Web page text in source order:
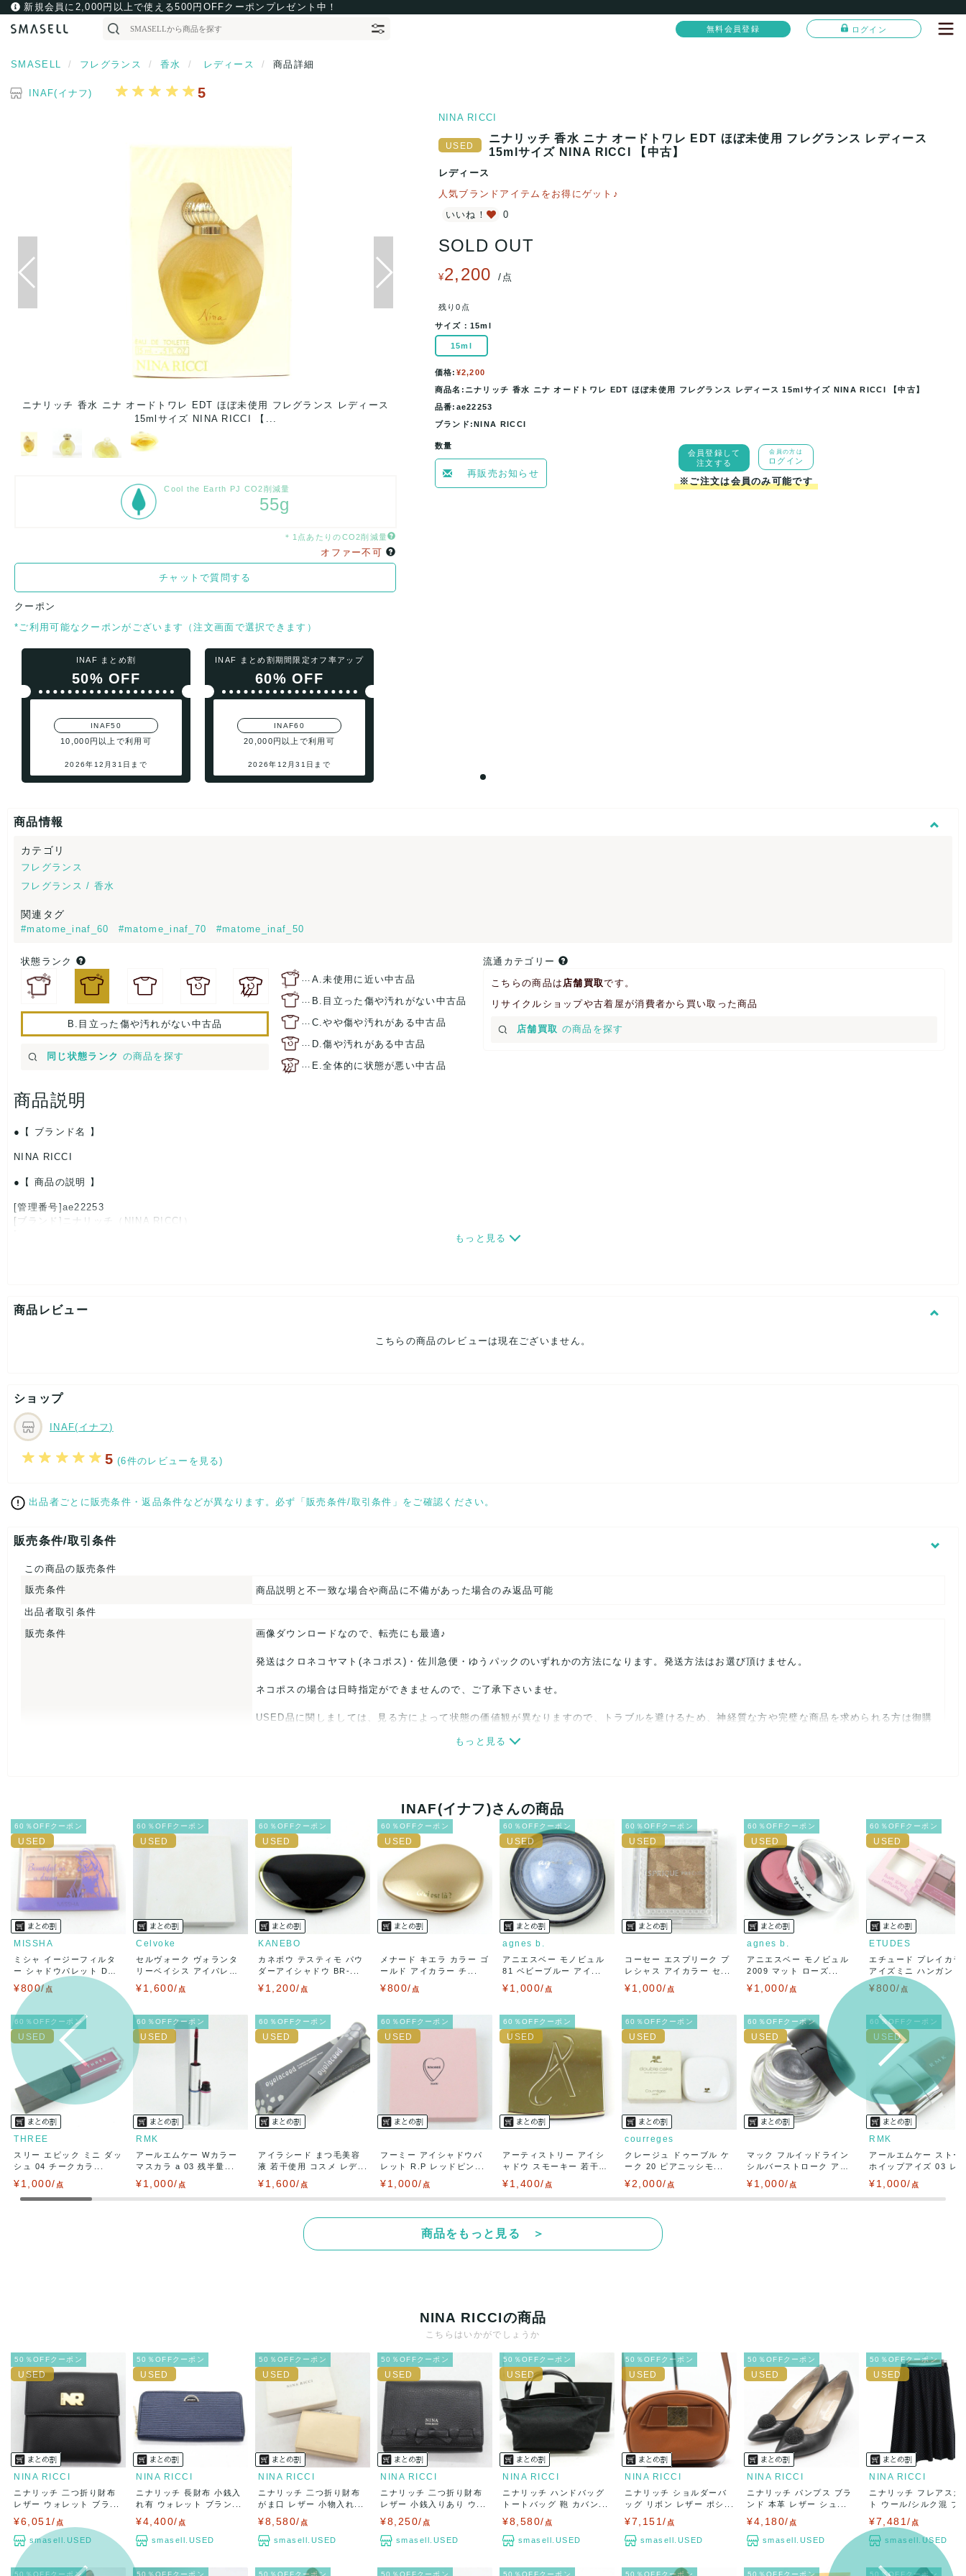
新規会員に2,000円以上で使える500円OFFクーポンプレゼント中！
無料会員登録 ログイン
SMASELL フレグランス 香水 レディース 商品詳細
INAF(イナフ) 5
ニナリッチ 香水 ニナ オードトワレ EDT ほぼ未使用 フレグランス レディース
15mlサイズ NINA RICCI 【...
ニナリッチ 香水 ニナ オードトワレ EDT ほぼ未使用 フレグランス レディース
15mlサイズ NINA RICCI 【...
Cool the Earth PJ CO2削減量
55g
＊1点あたりのCO2削減量
オファー不可
チャットで質問する
NINA RICCI
ニナリッチ 香水 ニナ オードトワレ EDT ほぼ未使用 フレグランス レディース
15mlサイズ NINA RICCI 【中古】
レディース
人気ブランドアイテムをお得にゲット♪
いいね！
0
SOLD OUT
¥2,200 / 点
残り0点
サイズ： 15ml
15ml
価格: ¥2,200
商品名:ニナリッチ 香水 ニナ オードトワレ EDT ほぼ未使用 フレグランス レディース 15mlサイズ NINA RICCI 【中古】
品番:ae22253
ブランド:NINA RICCI
数量
再販売お知らせ
会員登録して
注文する
会員の方は
ログイン
※ご注文は会員のみ可能です
クーポン
*ご利用可能なクーポンがございます（注文画面で選択できます）
INAF まとめ割
50% OFF
INAF50
10,000円以上で利用可
2026年12月31日まで
INAF まとめ割期間限定オフ率アップ
60% OFF
INAF60
20,000円以上で利用可
2026年12月31日まで
商品情報
カテゴリ
フレグランス
フレグランス / 香水
関連タグ
#matome_inaf_60 #matome_inaf_70 #matome_inaf_50
状態ランク
B.目立った傷や汚れがない中古品
同じ状態ランク の商品を探す
… A.未使用に近い中古品
… B.目立った傷や汚れがない中古品
… C.やや傷や汚れがある中古品
… D.傷や汚れがある中古品
… E.全体的に状態が悪い中古品
流通カテゴリー
こちらの商品は 店舗買取です。
リサイクルショップや古着屋が消費者から買い取った商品
店舗買取 の商品を探す
商品説明
【 ブランド名 】
NINA RICCI
【 商品の説明 】
[管理番号]ae22253
[ブランド]ニナリッチ（NINA RICCI）
目立った傷や汚れなし
[状態追記]箱ダメージ有り。
【 サイズ・容量 】
箱
なし
もっと見る
商品レビュー
こちらの商品のレビューは現在ございません。
ショップ
INAF(イナフ)
5 (6件のレビューを見る)
出品者ごとに販売条件・返品条件などが異なります。必ず「販売条件/取引条件」をご確認ください。
販売条件/取引条件
この商品の販売条件
販売条件
商品説明と不一致な場合や商品に不備があった場合のみ返品可能
出品者取引条件
販売条件
画像ダウンロードなので、転売にも最適♪
発送はクロネコヤマト(ネコポス)・佐川急便・ゆうパックのいずれかの方法になります。発送方法はお選び頂けません。
ネコポスの場合は日時指定ができませんので、ご了承下さいませ。
USED品に関しましては、見る方によって状態の価値観が異なりますので、トラブルを避けるため、神経質な方や完璧な商品を求められる方は御購
とがあれば、誠意をもって対応致します。
また並行輸入品もございますので、真贋方法などお答えできない場合もございます。
万が一、購入後に偽造品等が発覚しましたら、返品・返金にて対応致しますので、ご連絡お願い致します。
決済方法 クレジットカード、メルペイ、銀行振込、PayPay、コンビニ払い
出荷 送料：¥990
送料表を確認する
出荷目安：3営業日以内
出荷予定日：なるべく最短で発送致します。
兵庫県から出荷
もっと見る
INAF(イナフ)さんの商品
60％OFFクーポン
MISSHA
ミシャ イージーフィルタ
ー シャドウパレット D
¥800/点
60％OFFクーポン
Celvoke
セルヴォーク ヴォランタ
リーベイシス アイパレッ
¥1,600/ 点
60％OFFクーポン
KANEBO
カネボウ テスティモ パウ
ダーアイシャドウ BR-...
¥1,200/ 点
60％OFFクーポン
メナード キエラ カラー ゴ
ールド アイカラー チ...
¥800/ 点
60％OFFクーポン
agnes b.
アニエスベー モノビュル
81 ベビーブルー アイ...
¥1,000/ 点
60％OFFクーポン
コーセー エスプリーク プ
レシャス アイカラー セ...
¥1,000/ 点
60％OFFクーポン
agnes b.
アニエスベー モノビュル
2009 マット ローズ...
¥1,000/ 点
60％OFFクーポン
ETUDES
エチュード プレイカラ
アイズミニ ハンガンド
マ...
¥800/ 点
60％OFFクーポン
THREE
スリー エピック ミニ ダッ
シュ 04 チークカラ...
¥1,000/ 点
60％OFFクーポン
RMK
アールエムケー Wカラー
マスカラ a 03 残半量...
¥1,000/ 点
60％OFFクーポン
アイラシード まつ毛美容
液 若干使用 コスメ レデ...
¥1,600/ 点
60％OFFクーポン
フーミー アイシャドウパ
レット R.P レッドピン...
¥1,000/ 点
60％OFFクーポン
アーティストリー アイシ
ャドウ スモーキー 若干
¥1,400/ 点
60％OFFクーポン
courreges
クレージュ ドゥーブル ケ
ーク 20 ピアニッシモ...
¥2,000/ 点
60％OFFクーポン
マック フルイッドライン
シルバーストローク ア
¥1,000/ 点
60％OFFクーポン
RMK
アールエムケー ストー
ホイップアイズ 03 レ
¥1,000/ 点
商品をもっと見る ＞
NINA RICCIの商品
こちらはいかがでしょうか
50％OFFクーポン
NINA RICCI
ニナリッチ 二つ折り財布
レザー ウォレット ブラ...
¥6,051/ 点
smasell.USED
50％OFFクーポン
NINA RICCI
ニナリッチ 長財布 小銭入
れ有 ウォレット ブラン...
¥4,400/ 点
smasell.USED
50％OFFクーポン
NINA RICCI
ニナリッチ 二つ折り財布
がま口 レザー 小物入れ...
¥8,580/ 点
smasell.USED
50％OFFクーポン
NINA RICCI
ニナリッチ 二つ折り財布
レザー 小銭入りあり ウ...
¥8,250/ 点
smasell.USED
50％OFFクーポン
NINA RICCI
ニナリッチ ハンドバッグ
トートバッグ 鞄 カバン...
¥8,580/ 点
smasell.USED
50％OFFクーポン
NINA RICCI
ニナリッチ ショルダーバ
ッグ リボン レザー ポシ...
¥7,151/ 点
smasell.USED
50％OFFクーポン
NINA RICCI
ニナリッチ パンプス ブラ
ンド 本革 レザー シュ...
¥4,180/ 点
smasell.USED
50％OFFクーポン
NINA RICCI
ニナリッチ フレアスカ
ト ウール/シルク混 ブ
¥7,481/ 点
smasell.USED
50％OFFクーポン 50％OFFクーポン 50％OFFクーポン 50％OFFクーポン 50％OFFクーポン 50％OFFクーポン 50％OFFクーポン 50％OFFクーポン